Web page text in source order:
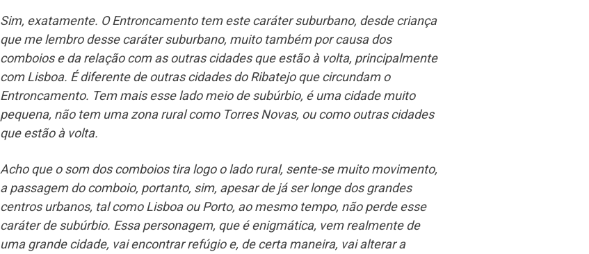
Sim, exatamente. O Entroncamento tem este caráter suburbano, desde criança
que me lembro desse caráter suburbano, muito também por causa dos
comboios e da relação com as outras cidades que estão à volta, principalmente
com Lisboa. É diferente de outras cidades do Ribatejo que circundam o
Entroncamento. Tem mais esse lado meio de subúrbio, é uma cidade muito
pequena, não tem uma zona rural como Torres Novas, ou como outras cidades
que estão à volta.
Acho que o som dos comboios tira logo o lado rural, sente-se muito movimento,
a passagem do comboio, portanto, sim, apesar de já ser longe dos grandes
centros urbanos, tal como Lisboa ou Porto, ao mesmo tempo, não perde esse
caráter de subúrbio. Essa personagem, que é enigmática, vem realmente de
uma grande cidade, vai encontrar refúgio e, de certa maneira, vai alterar a